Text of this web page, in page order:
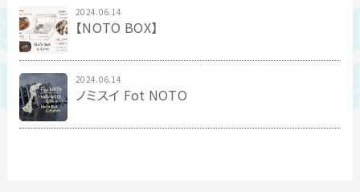
2024.06.14
【NOTO BOX】
2024.06.14
ノミスイ Fot NOTO